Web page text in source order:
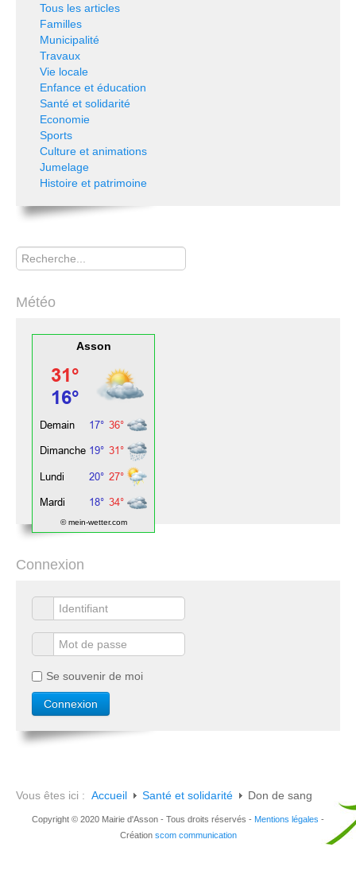
Tous les articles
Familles
Municipalité
Travaux
Vie locale
Enfance et éducation
Santé et solidarité
Economie
Sports
Culture et animations
Jumelage
Histoire et patrimoine
Rechercher
Météo
Asson
© mein-wetter.com
Connexion
Se souvenir de moi
Vous êtes ici : Accueil Santé et solidarité Don de sang
Copyright © 2020 Mairie d'Asson - Tous droits réservés - Mentions légales -
Création scom communication